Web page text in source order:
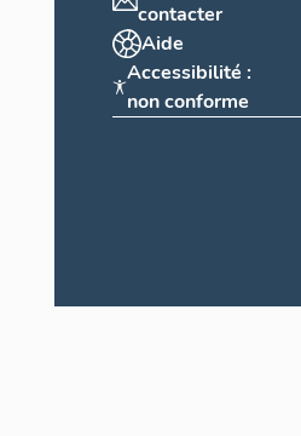
contacter
Aide
Accessibilité :
non conforme